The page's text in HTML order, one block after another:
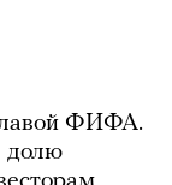
ФИФА.
долю